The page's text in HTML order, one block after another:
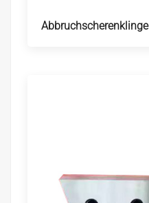
Abbruchscherenklinge